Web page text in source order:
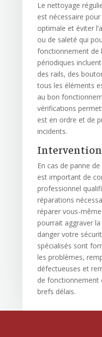
Le nettoyage
est nécessaire
optimale et éviter
ou de saleté qui
fonctionnement de
périodiques
des rails, des
tous les éléments
au bon
vérifications
est en ordre et de
incidents.
Intervention
En cas de panne
est important de
professionnel
réparations
réparer vous-même
pourrait aggraver
danger votre
spécialisés sont
les problèmes,
défectueuses et
de fonctionnement
brefs délais.